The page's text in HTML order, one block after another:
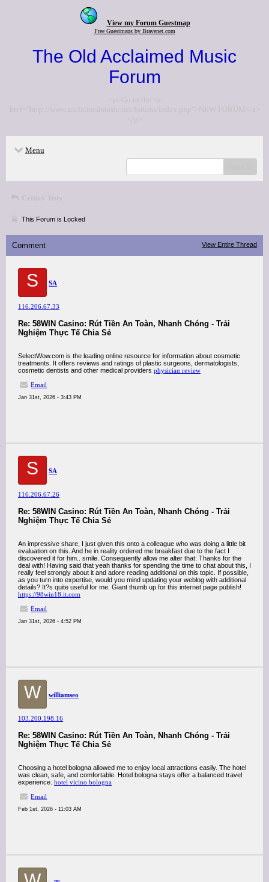
View my Forum Guestmap
Free Guestmaps by Bravenet.com
The Old Acclaimed Music
Forum
<p>Go to the <a
href="http://www.acclaimedmusic.net/forums/index.php">NEW FORUM</a>
</p>
Menu
Critics' lists
This Forum is Locked
Comment View Entire Thread
S SA
116.206.67.33
Re: 58WIN Casino: Rút Tiền An Toàn, Nhanh Chóng - Trải
Nghiệm Thực Tế Chia Sẻ
SelectWow.com is the leading online resource for information about cosmetic
treatments. It offers reviews and ratings of plastic surgeons, dermatologists,
cosmetic dentists and other medical providers physician review
Email
Jan 31st, 2026 - 3:43 PM
S SA
116.206.67.26
Re: 58WIN Casino: Rút Tiền An Toàn, Nhanh Chóng - Trải
Nghiệm Thực Tế Chia Sẻ
An impressive share, I just given this onto a colleague who was doing a little bit
evaluation on this. And he in reality ordered me breakfast due to the fact I
discovered it for him.. smile. Consequently allow me alter that: Thanks for the
deal with! Having said that yeah thanks for spending the time to chat about this, I
really feel strongly about it and adore reading additional on this topic. If possible,
as you turn into expertise, would you mind updating your weblog with additional
details? It?s quite useful for me. Giant thumb up for this internet page publish!
https://98win18.it.com
Email
Jan 31st, 2026 - 4:52 PM
W williamseo
103.200.198.16
Re: 58WIN Casino: Rút Tiền An Toàn, Nhanh Chóng - Trải
Nghiệm Thực Tế Chia Sẻ
Choosing a hotel bologna allowed me to enjoy local attractions easily. The hotel
was clean, safe, and comfortable. Hotel bologna stays offer a balanced travel
experience. hotel vicino bologna
Email
Feb 1st, 2026 - 11:03 AM